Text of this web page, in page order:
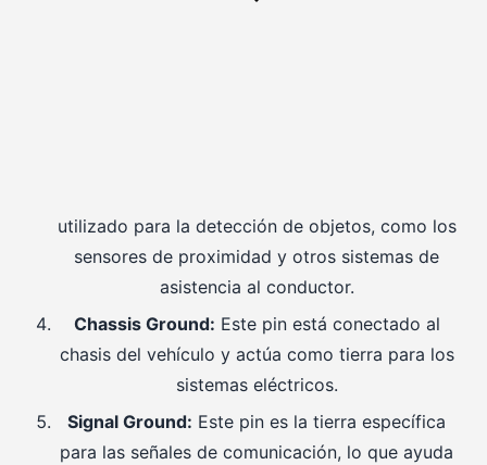
utilizado para la detección de objetos, como los
sensores de proximidad y otros sistemas de
asistencia al conductor.
Chassis Ground: Este pin está conectado al
chasis del vehículo y actúa como tierra para los
sistemas eléctricos.
Signal Ground: Este pin es la tierra específica
para las señales de comunicación, lo que ayuda